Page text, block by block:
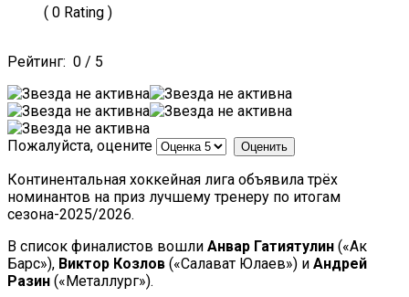
( 0 Rating )
Рейтинг: 0 / 5
Пожалуйста, оцените
Континентальная хоккейная лига объявила трёх
номинантов на приз лучшему тренеру по итогам
сезона-2025/2026.
В список финалистов вошли Анвар Гатиятулин («Ак
Барс»), Виктор Козлов («Салават Юлаев») и Андрей
Разин («Металлург»).